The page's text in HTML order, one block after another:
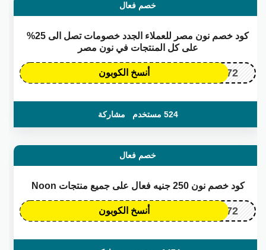
خصم فعال
كود خصم نون مصر للعملاء الجدد خصومات تصل الى 25%
على كل المنتجات في نون مصر
OP172 أنسخ الكوبون
524 مستخدم مشاركة
خصم فعال
كود خصم نون 250 جنيه فعال على جميع منتجات Noon
OP172 أنسخ الكوبون